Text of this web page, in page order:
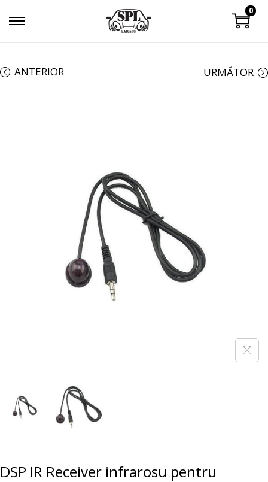
0
ANTERIOR URMĂTOR
DSP IR Receiver infrarosu pentru